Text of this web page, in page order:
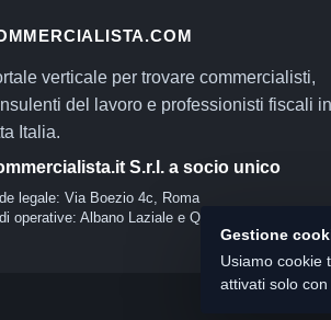
verticale per trovare commercialisti,
del lavoro e professionisti fiscali in
Italia.
S.r.l. a socio unico
legale: Via Boezio 4c, Roma
operative: Albano Laziale e Quartu Sant'Elena
Gestione
Usiamo cookie
attivati solo con